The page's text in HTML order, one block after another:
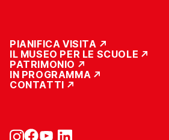
PIANIFICA VISITA
IL MUSEO PER LE SCUOLE
PATRIMONIO
IN PROGRAMMA
CONTATTI